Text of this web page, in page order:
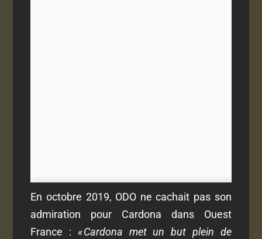
En octobre 2019, ODO ne cachait pas son
admiration pour Cardona dans Ouest
France : « Cardona met un but plein de